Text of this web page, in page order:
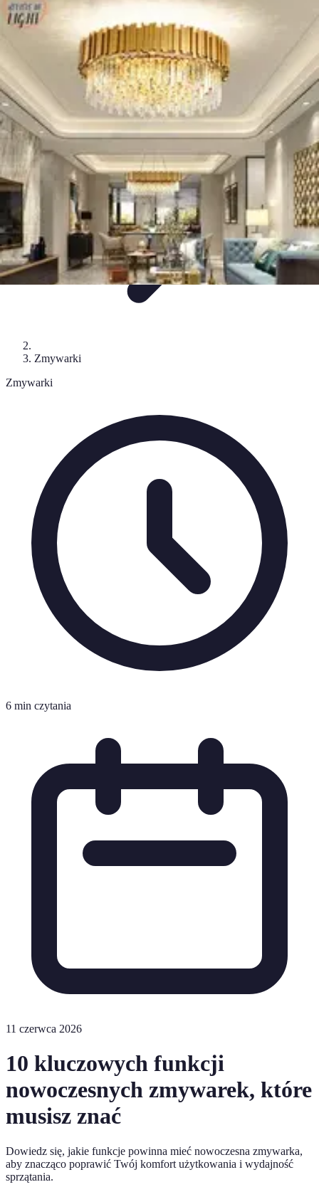
Sprzęt AGD Dom
Nowości AGD
Nowości i trendyPoradyPiekarniki Sprzęt AGD
Sprzęt AGD Dom
Zmywarki
Zmywarki
6 min czytania
11 czerwca 2026
10 kluczowych funkcji
nowoczesnych zmywarek, które
musisz znać
Dowiedz się, jakie funkcje powinna mieć nowoczesna zmywarka,
aby znacząco poprawić Twój komfort użytkowania i wydajność
sprzątania.